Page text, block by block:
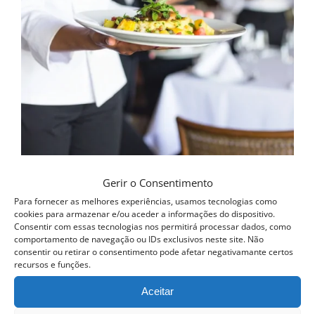
Gerir o Consentimento
Para fornecer as melhores experiências, usamos tecnologias como
cookies para armazenar e/ou aceder a informações do dispositivo.
Consentir com essas tecnologias nos permitirá processar dados, como
comportamento de navegação ou IDs exclusivos neste site. Não
consentir ou retirar o consentimento pode afetar negativamante certos
recursos e funções.
Aceitar
be
chosen
on
Curso Intensivo de Mesa e Bar
QUERO SER INFORMADO ASSIM
QUE DISPONÍVEL